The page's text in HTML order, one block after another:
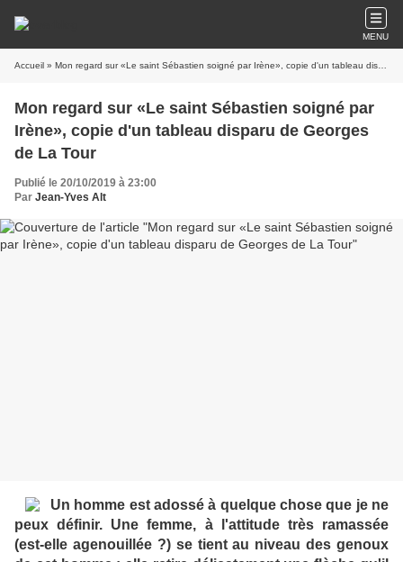
MENU
Accueil » Mon regard sur «Le saint Sébastien soigné par Irène», copie d'un tableau disparu de Georges de La Tour
Mon regard sur «Le saint Sébastien soigné par
Irène», copie d'un tableau disparu de Georges
de La Tour
Publié le 20/10/2019 à 23:00
Par Jean-Yves Alt
Un homme est adossé à quelque chose que je ne
peux définir. Une femme, à l'attitude très ramassée
(est-elle agenouillée ?) se tient au niveau des genoux